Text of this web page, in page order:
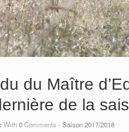
du Maître
de la
With0Comments - Saison 2017/2018